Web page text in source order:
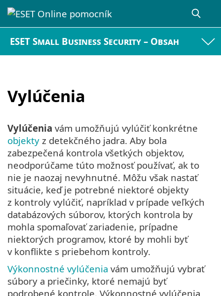
ESET Small Business Security – Obsah
Vylúčenia
Vylúčenia vám umožňujú vylúčiť konkrétne
objekty z detekčného jadra. Aby bola
zabezpečená kontrola všetkých objektov,
neodporúčame túto možnosť používať, ak to
nie je naozaj nevyhnutné. Môžu však nastať
situácie, keď je potrebné niektoré objekty
z kontroly vylúčiť, napríklad v prípade veľkých
databázových súborov, ktorých kontrola by
mohla spomaľovať zariadenie, prípadne
niektorých programov, ktoré by mohli byť
v konflikte s priebehom kontroly.
Výkonnostné vylúčenia vám umožňujú vybrať
súbory a priečinky, ktoré nemajú byť
podrobené kontrole. Výkonnostné vylúčenia